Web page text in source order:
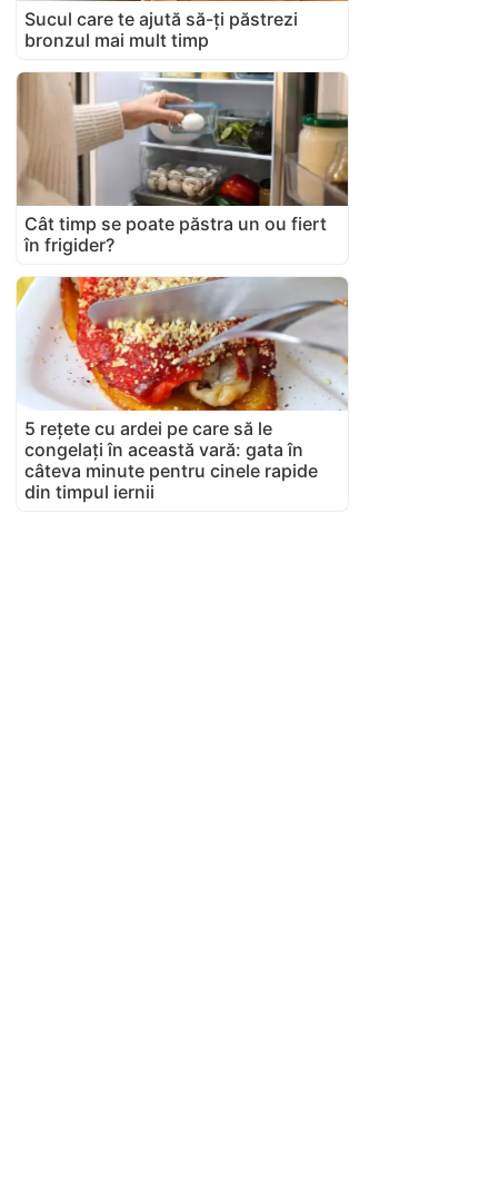
Sucul care te ajută să-ți păstrezi
bronzul mai mult timp
Cât timp se poate păstra un ou fiert
în frigider?
5 rețete cu ardei pe care să le
congelați în această vară: gata în
câteva minute pentru cinele rapide
din timpul iernii